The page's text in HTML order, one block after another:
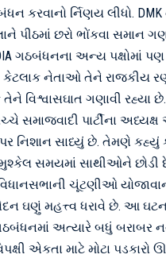
કરવાનો ર્નિણય લીધો. DMK
છરો ભોંકવા સમાન
ગઠબંધનના અન્ય પક્ષોમાં પણ
કેટલાક નેતાઓ તેને રાજકીય
તેને વિશ્વાસઘાત ગણાવી રહ્યા
સમાજવાદી પાર્ટીના
નિશાન સાધ્યું છે. તેમણે
મુશ્કેલ સમયમાં સાથીઓને
વિધાનસભાની ચૂંટણીઓ
ઘણું મહત્ત્વ ધરાવે છે. આ
અત્યારે બધું બરાબર
એકતા માટે મોટા